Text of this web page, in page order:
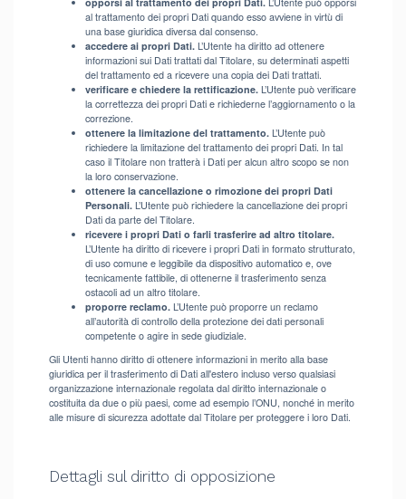
al trattamento dei propri Dati quando esso avviene in virtù di
una base giuridica diversa dal consenso.
accedere ai propri Dati. L’Utente ha diritto ad ottenere
informazioni sui Dati trattati dal Titolare, su determinati aspetti
del trattamento ed a ricevere una copia dei Dati trattati.
verificare e chiedere la rettificazione. L’Utente può verificare
la correttezza dei propri Dati e richiederne l’aggiornamento o la
correzione.
ottenere la limitazione del trattamento. L’Utente può
richiedere la limitazione del trattamento dei propri Dati. In tal
caso il Titolare non tratterà i Dati per alcun altro scopo se non
la loro conservazione.
ottenere la cancellazione o rimozione dei propri Dati
Personali. L’Utente può richiedere la cancellazione dei propri
Dati da parte del Titolare.
ricevere i propri Dati o farli trasferire ad altro titolare.
L’Utente ha diritto di ricevere i propri Dati in formato strutturato,
di uso comune e leggibile da dispositivo automatico e, ove
tecnicamente fattibile, di ottenerne il trasferimento senza
ostacoli ad un altro titolare.
proporre reclamo. L’Utente può proporre un reclamo
all’autorità di controllo della protezione dei dati personali
competente o agire in sede giudiziale.
Gli Utenti hanno diritto di ottenere informazioni in merito alla base
giuridica per il trasferimento di Dati all'estero incluso verso qualsiasi
organizzazione internazionale regolata dal diritto internazionale o
costituita da due o più paesi, come ad esempio l’ONU, nonché in merito
alle misure di sicurezza adottate dal Titolare per proteggere i loro Dati.
Dettagli sul diritto di opposizione